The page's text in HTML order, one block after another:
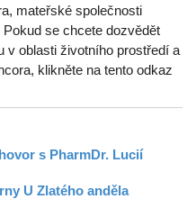
mateřské společnosti
se chcete dozvědět
v oblasti životního prostředí a
klikněte na tento odkaz
s PharmDr. Lucií
U Zlatého anděla